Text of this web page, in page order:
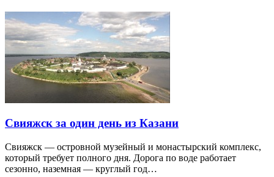
Свияжск за один день из Казани
Свияжск — островной музейный и монастырский комплекс,
который требует полного дня. Дорога по воде работает
сезонно, наземная — круглый год…